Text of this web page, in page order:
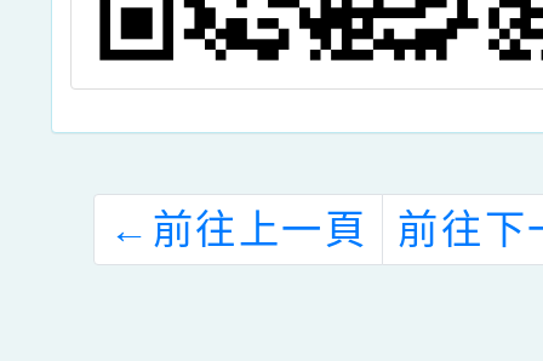
← 前往上一頁 前往下